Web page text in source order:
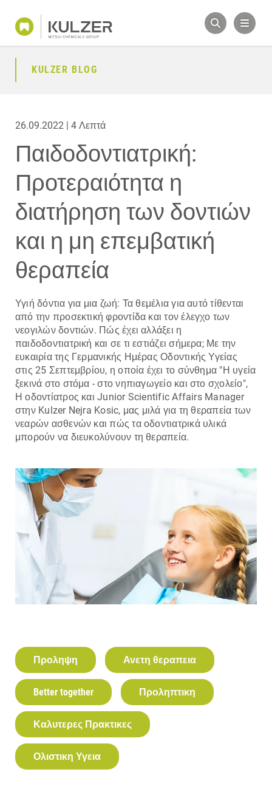
KULZER BLOG
26.09.2022 | 4 Λεπτά
Παιδοδοντιατρική:
Προτεραιότητα η
διατήρηση των δοντιών
και η μη επεμβατική
θεραπεία
Υγιή δόντια για μια ζωή: Τα θεμέλια για αυτό τίθενται
από την προσεκτική φροντίδα και τον έλεγχο των
νεογιλών δοντιών. Πώς έχει αλλάξει η
παιδοδοντιατρική και σε τι εστιάζει σήμερα; Με την
ευκαιρία της Γερμανικής Ημέρας Οδοντικής Υγείας
στις 25 Σεπτεμβρίου, η οποία έχει το σύνθημα "Η υγεία
ξεκινά στο στόμα - στο νηπιαγωγείο και στο σχολείο",
Η οδοντίατρος και Junior Scientific Affairs Manager
στην Kulzer Nejra Kosic, μας μιλά για τη θεραπεία των
νεαρών ασθενών και πώς τα οδοντιατρικά υλικά
μπορούν να διευκολύνουν τη θεραπεία.
Προληψη Ανετη θεραπεια
Better together Προληπτικη
Καλυτερες Πρακτικες
Ολιστικη Υγεια